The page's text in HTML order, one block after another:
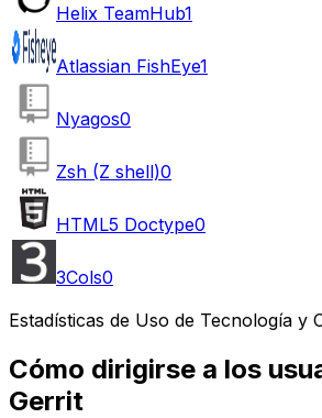
Helix TeamHub1
Atlassian FishEye1
Nyagos0
Zsh (Z shell)0
HTML5 Doctype0
3Cols0
Estadísticas de Uso de Tecnología y
Cómo dirigirse a los
Gerrit